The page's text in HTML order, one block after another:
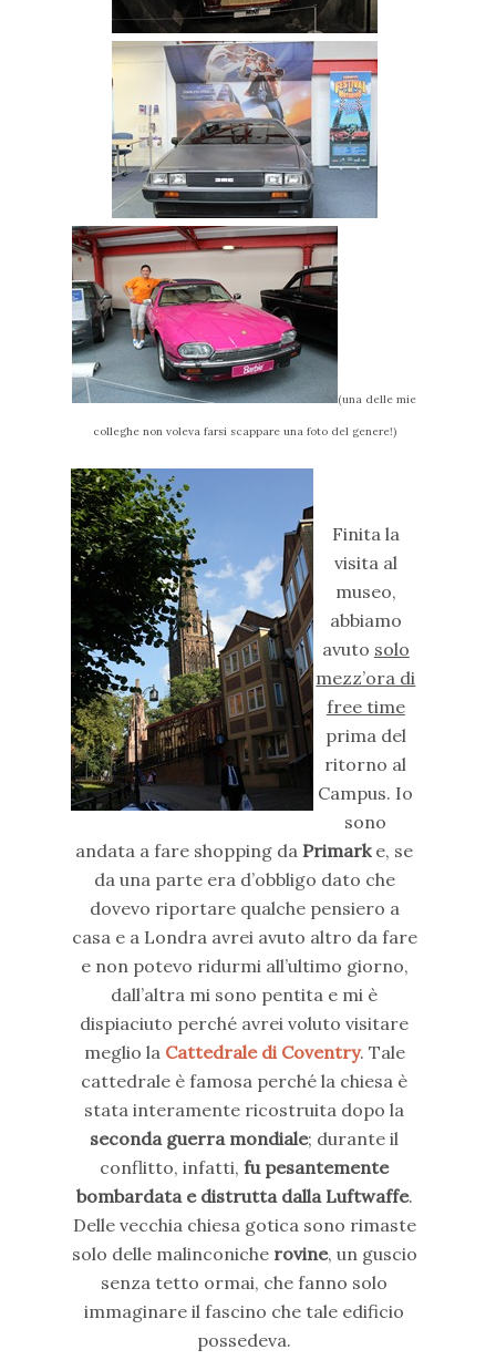
(una delle mie
colleghe non voleva farsi scappare una foto del genere!)
Finita la
visita al
museo,
abbiamo
avuto solo
mezz’ora di
free time
prima del
ritorno al
Campus. Io
sono
andata a fare shopping da Primarke, se
da una parte era d’obbligo dato che
dovevo riportare qualche pensiero a
casa e a Londra avrei avuto altro da fare
e non potevo ridurmi all’ultimo giorno,
dall’altra mi sono pentita e mi è
dispiaciuto perché avrei voluto visitare
meglio la Cattedrale di Coventry. Tale
cattedrale è famosa perché la chiesa è
stata interamente ricostruita dopo la
seconda guerra mondiale; durante il
conflitto, infatti,fu pesantemente
bombardata e distrutta dalla Luftwaffe.
Delle vecchia chiesa gotica sono rimaste
solo delle malinconiche rovine, un guscio
senza tetto ormai, che fanno solo
immaginare il fascino che tale edificio
possedeva.